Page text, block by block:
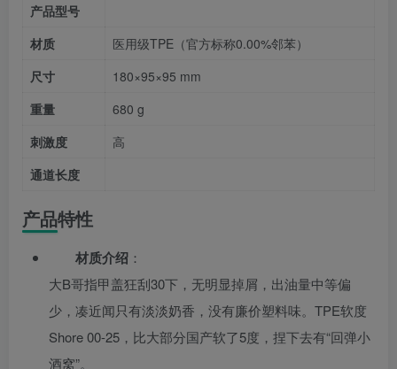
产品型号
材质
医用级TPE（官方标称0.00%邻苯）
尺寸
180×95×95 mm
重量
680 g
刺激度
高
通道长度
产品特性
材质介绍 ：
大B哥指甲盖狂刮30下，无明显掉屑，出油量中等偏
少，凑近闻只有淡淡奶香，没有廉价塑料味。TPE软度
Shore 00-25，比大部分国产软了5度，捏下去有“回弹小
酒窝”。